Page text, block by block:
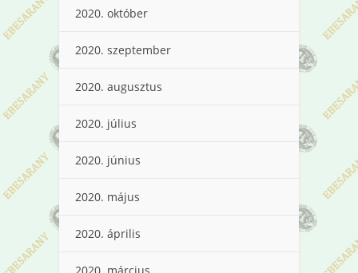
2020. október
2020. szeptember
2020. augusztus
2020. július
2020. június
2020. május
2020. április